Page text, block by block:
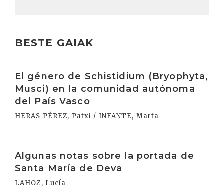
BESTE GAIAK
El género de Schistidium (Bryophyta,
Musci) en la comunidad autónoma
del País Vasco
HERAS PÉREZ, Patxi / INFANTE, Marta
Algunas notas sobre la portada de
Santa María de Deva
LAHOZ, Lucía